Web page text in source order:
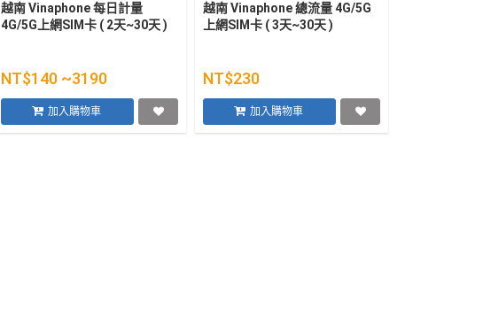
越南 Vinaphone 每日計量
4G/5G上網SIM卡 ( 2天~30天 )
NT$140 ~3190
加入購物車
越南 Vinaphone 總流量 4G/5G
上網SIM卡 ( 3天~30天 )
NT$230
加入購物車